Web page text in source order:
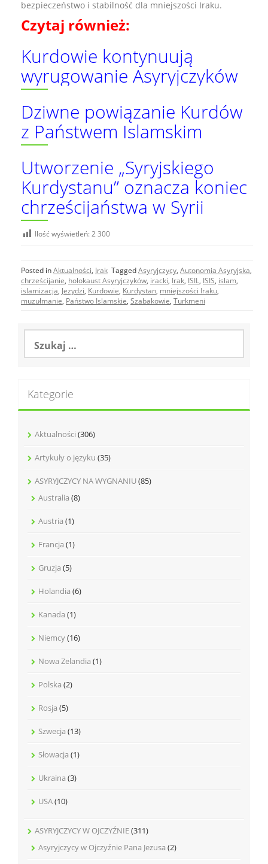
bezpieczeństwo i stabilność dla mniejszości Iraku.
Czytaj również:
Kurdowie kontynuują
wyrugowanie Asyryjczyków
Dziwne powiązanie Kurdów
z Państwem Islamskim
Utworzenie „Syryjskiego
Kurdystanu” oznacza koniec
chrześcijaństwa w Syrii
Ilość wyświetleń:2 300
Posted inAktualności, Irak TaggedAsyryjczycy, Autonomia Asyryjska,
chrześcijanie, holokaust Asyryjczyków, iracki, Irak, ISIL, ISIS, islam,
islamizacja, Jezydzi, Kurdowie, Kurdystan, mniejszości Iraku,
muzułmanie, Państwo Islamskie, Szabakowie, Turkmeni
Szukaj:
Kategorie
Aktualności (306)
Artykuły o języku (35)
ASYRYJCZYCY NA WYGNANIU(85)
Australia (8)
Austria (1)
Francja (1)
Gruzja (5)
Holandia (6)
Kanada (1)
Niemcy(16)
Nowa Zelandia (1)
Polska (2)
Rosja (5)
Szwecja (13)
Słowacja (1)
Ukraina (3)
USA(10)
ASYRYJCZYCY W OJCZYŹNIE(311)
Asyryjczycy w Ojczyźnie Pana Jezusa (2)